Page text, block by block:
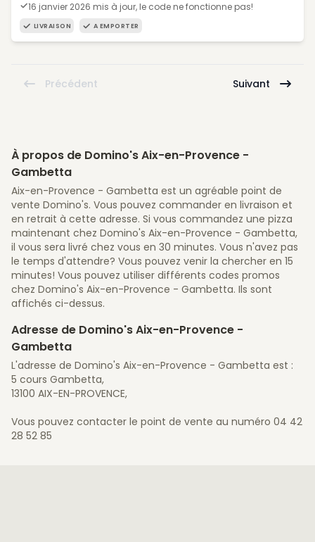
16 janvier 2026 mis à jour, le code ne fonctionne pas!
LIVRAISON A EMPORTER
Précédent Suivant
À propos de Domino's Aix-en-Provence -
Gambetta
Aix-en-Provence - Gambetta est un agréable point de
vente Domino's. Vous pouvez commander en livraison et
en retrait à cette adresse. Si vous commandez une pizza
maintenant chez Domino's Aix-en-Provence - Gambetta,
il vous sera livré chez vous en 30 minutes. Vous n'avez pas
le temps d'attendre? Vous pouvez venir la chercher en 15
minutes! Vous pouvez utiliser différents codes promos
chez Domino's Aix-en-Provence - Gambetta. Ils sont
affichés ci-dessus.
Adresse de Domino's Aix-en-Provence -
Gambetta
L'adresse de Domino's Aix-en-Provence - Gambetta est :
5 cours Gambetta,
13100 AIX-EN-PROVENCE,
Vous pouvez contacter le point de vente au numéro 04 42
28 52 85